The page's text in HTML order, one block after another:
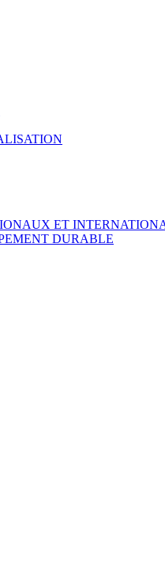
ET
DURABLE